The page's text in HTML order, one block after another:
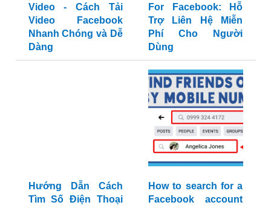
Video - Cách Tải
Video Facebook
Nhanh Chóng và Dễ
Dàng
For Facebook: Hỗ
Trợ Liên Hệ Miễn
Phí Cho Người
Dùng
Hướng Dẫn Cách
Tìm Số Điện Thoại
How to search for a
Facebook account